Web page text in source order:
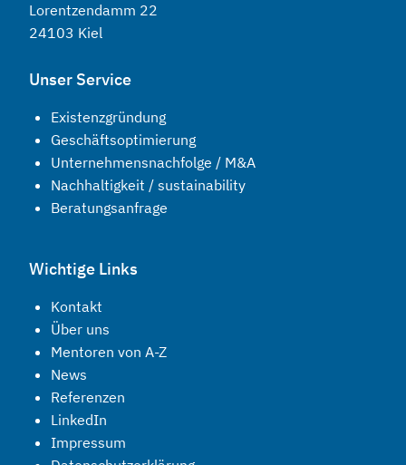
Lorentzendamm 22
24103 Kiel
Unser Service
Existenzgründung
Geschäftsoptimierung
Unternehmensnachfolge / M&A
Nachhaltigkeit / sustainability
Beratungsanfrage
Wichtige Links
Kontakt
Über uns
Mentoren von A-Z
News
Referenzen
LinkedIn
Impressum